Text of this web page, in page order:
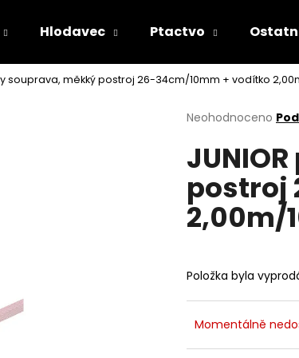
Hlodavec Ptactvo
souprava, měkký postroj 26-34cm/10mm + vodítko
Průměrné
produktu
je
5
hvězdiček.
Neohodnoceno
postroj
2,00m/
Položka byla
Momentálně
Co potřebujete najít?
HLEDAT